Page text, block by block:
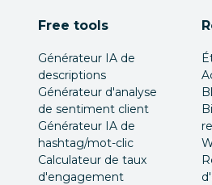
Free tools
Générateur IA de
descriptions
Générateur d'analyse
de sentiment client
Générateur IA de
hashtag/mot-clic
Calculateur de taux
d'engagement